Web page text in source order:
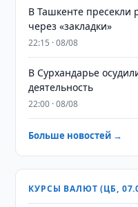
В Ташкенте пресекли
через «закладки»
22:15 · 08/08
В Сурхандарье
деятельность
22:00 · 08/08
Больше новостей →
КУРСЫ ВАЛЮТ (ЦБ,